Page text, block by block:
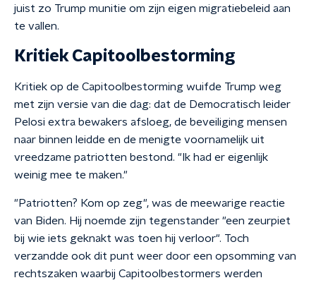
juist zo Trump munitie om zijn eigen migratiebeleid aan
te vallen.
Kritiek Capitoolbestorming
Kritiek op de Capitoolbestorming wuifde Trump weg
met zijn versie van die dag: dat de Democratisch leider
Pelosi extra bewakers afsloeg, de beveiliging mensen
naar binnen leidde en de menigte voornamelijk uit
vreedzame patriotten bestond. "Ik had er eigenlijk
weinig mee te maken."
"Patriotten? Kom op zeg", was de meewarige reactie
van Biden. Hij noemde zijn tegenstander "een zeurpiet
bij wie iets geknakt was toen hij verloor". Toch
verzandde ook dit punt weer door een opsomming van
rechtszaken waarbij Capitoolbestormers werden